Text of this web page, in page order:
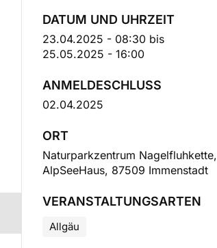
DATUM UND UHRZEIT
23.04.2025 - 08:30 bis
25.05.2025 - 16:00
ANMELDESCHLUSS
02.04.2025
ORT
Naturparkzentrum Nagelfluhkette,
AlpSeeHaus, 87509 Immenstadt
VERANSTALTUNGSARTEN
Allgäu